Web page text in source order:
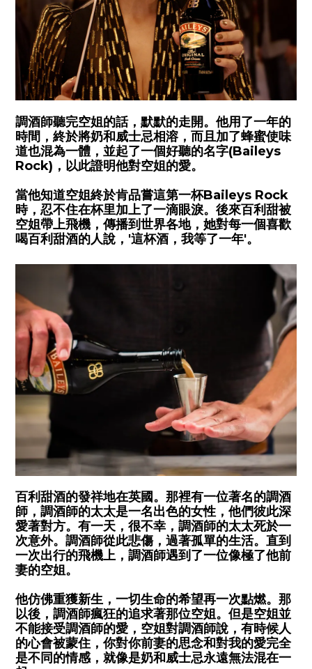
調酒師聽完空姐的話，默默的走開。他用了一年的
時間，終於將奶和威士忌相溶，而且加了蜂蜜使味
道也混為一體，並起了一個好聽的名字(Baileys
Rock) ，以此證明他對空姐的愛。
當他知道空姐終於肯品嘗這第一杯Baileys Rock
時，忍不住在杯里加上了一滴眼淚。後來百利甜被
空姐帶上飛機，傳播到世界各地，她對每一個喜歡
喝百利甜酒的人說， '這杯酒，我等了一年'。
百利甜酒的發祥地在英國。那裡有一位著名的調酒
師，調酒師的太太是一名出色的女性，他們彼此深
愛著對方。有一天，很不幸，調酒師的太太死於一
次意外。調酒師從此悲傷，過著孤單的生活。直到
一次出行的飛機上，調酒師遇到了一位像極了他前
妻的空姐。
他仿佛重獲新生，一切生命的希望再一次點燃。那
以後，調酒師瘋狂的追求著那位空姐。但是空姐並
不能接受調酒師的愛，空姐對調酒師說，有時候人
的心會被蒙住，你對你前妻的思念和對我的愛完全
是不同的情感，就像是奶和威士忌永遠無法混在一